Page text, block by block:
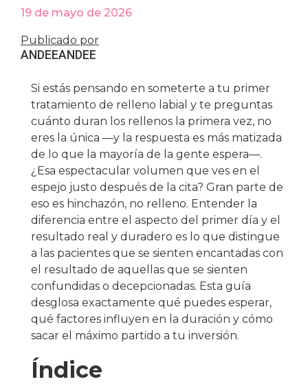
19 de mayo de 2026
Publicado por
ANDEEANDEE
Si estás pensando en someterte a tu primer
tratamiento de relleno labial y te preguntas
cuánto duran los rellenos la primera vez, no
eres la única —y la respuesta es más matizada
de lo que la mayoría de la gente espera—.
¿Esa espectacular volumen que ves en el
espejo justo después de la cita? Gran parte de
eso es hinchazón, no relleno. Entender la
diferencia entre el aspecto del primer día y el
resultado real y duradero es lo que distingue
a las pacientes que se sienten encantadas con
el resultado de aquellas que se sienten
confundidas o decepcionadas. Esta guía
desglosa exactamente qué puedes esperar,
qué factores influyen en la duración y cómo
sacar el máximo partido a tu inversión.
Índice